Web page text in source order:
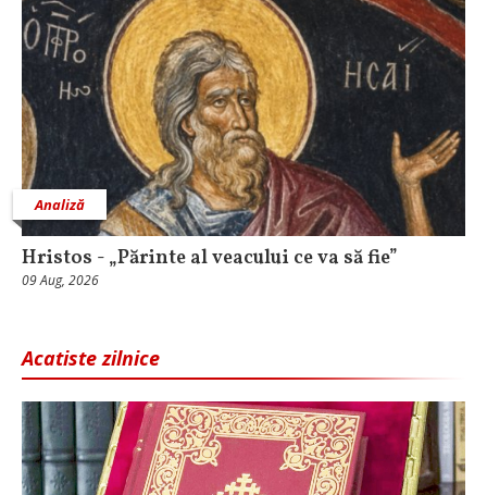
Analiză
Hristos - „Părinte al veacului ce va să fie”
09 Aug, 2026
Acatiste zilnice